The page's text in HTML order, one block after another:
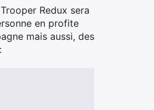
Redux sera
en profite
mais aussi, des